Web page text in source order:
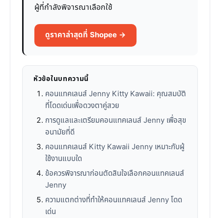
ผู้ที่กำลังพิจารณาเลือกใช้
ดูราคาล่าสุดที่ Shopee →
หัวข้อในบทความนี้
คอนแทคเลนส์ Jenny Kitty Kawaii: คุณสมบัติ
ที่โดดเด่นเพื่อดวงตาคู่สวย
การดูแลและเตรียมคอนแทคเลนส์ Jenny เพื่อสุข
อนามัยที่ดี
คอนแทคเลนส์ Kitty Kawaii Jenny เหมาะกับผู้
ใช้งานแบบใด
ข้อควรพิจารณาก่อนตัดสินใจเลือกคอนแทคเลนส์
Jenny
ความแตกต่างที่ทำให้คอนแทคเลนส์ Jenny โดด
เด่น